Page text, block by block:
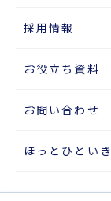
採用情報
お役立ち資料
お問い合わせ
ほっとひといき